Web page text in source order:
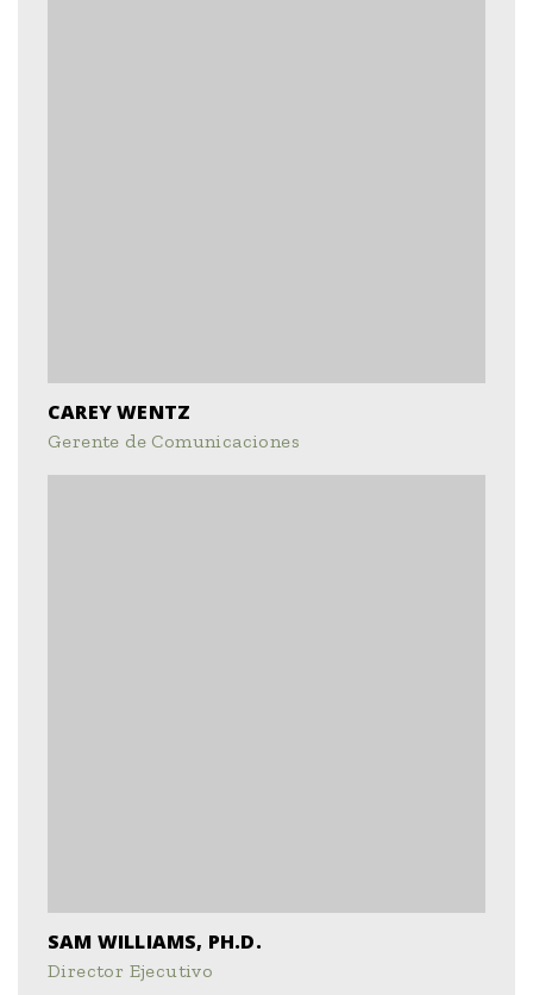
CAREY WENTZ
Gerente de Comunicaciones
SAM WILLIAMS, PH.D.
Director Ejecutivo